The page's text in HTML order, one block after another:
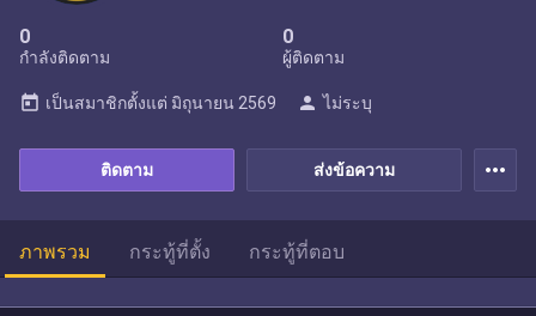
0
กำลังติดตาม
0
ผู้ติดตาม
ส่งข้อความ
ติดตาม
today เป็นสมาชิกตั้งแต่ มิถุนายน 2569 person ไม่ระบุ
more_horiz
ภาพรวม กระทู้ที่ตั้ง กระทู้ที่ตอบ